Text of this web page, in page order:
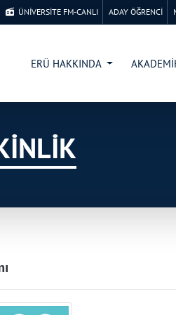
ÜNİVERSİTE FM-CANLI ADAY ÖĞRENCİ
ERÜ HAKKINDA